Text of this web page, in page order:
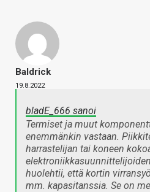
Baldrick
19.8.2022
bladE_666 sanoi
Termiset ja muut
enemmänkin vastaan.
harrastelijan tai koneen
huolehtii, että kortin
mm. kapasitanssia. Se on